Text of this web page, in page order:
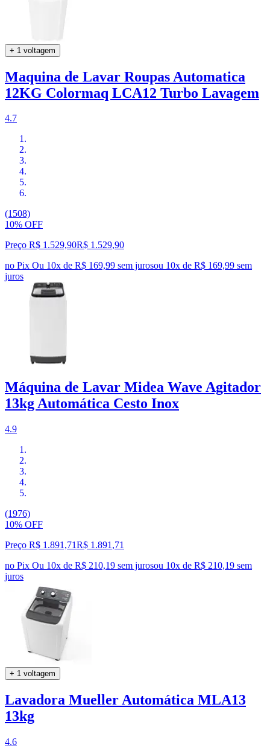
+ 1 voltagem
Maquina de Lavar Roupas Automatica
12KG Colormaq LCA12 Turbo Lavagem
4.7
(1508)
10% OFF
Preço R$ 1.529,90R$ 1.529,90
no Pix Ou 10x de R$ 169,99 sem jurosou 10x de R$ 169,99 sem
juros
Máquina de Lavar Midea Wave Agitador
13kg Automática Cesto Inox
4.9
(1976)
10% OFF
Preço R$ 1.891,71R$ 1.891 ,71
no Pix Ou 10x de R$ 210,19 sem jurosou 10x de R$ 210,19 sem
juros
+ 1 voltagem
Lavadora Mueller Automática MLA13
13kg
4.6